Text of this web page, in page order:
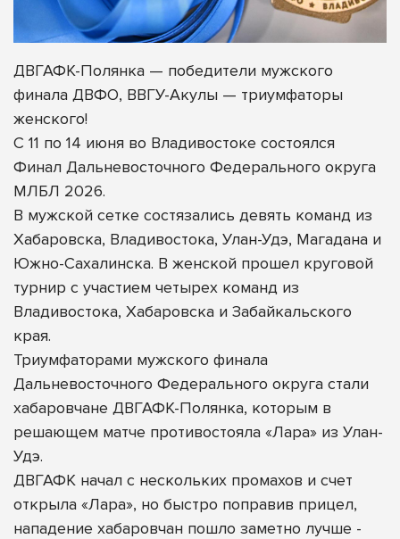
ДВГАФК-Полянка — победители мужского
финала ДВФО, ВВГУ-Акулы — триумфаторы
женского!
С 11 по 14 июня во Владивостоке состоялся
Финал Дальневосточного Федерального округа
МЛБЛ 2026.
В мужской сетке состязались девять команд из
Хабаровска, Владивостока, Улан-Удэ, Магадана и
Южно-Сахалинска. В женской прошел круговой
турнир с участием четырех команд из
Владивостока, Хабаровска и Забайкальского
края.
Триумфаторами мужского финала
Дальневосточного Федерального округа стали
хабаровчане ДВГАФК-Полянка, которым в
решающем матче противостояла «Лара» из Улан-
Удэ.
ДВГАФК начал с нескольких промахов и счет
открыла «Лара», но быстро поправив прицел,
нападение хабаровчан пошло заметно лучше -